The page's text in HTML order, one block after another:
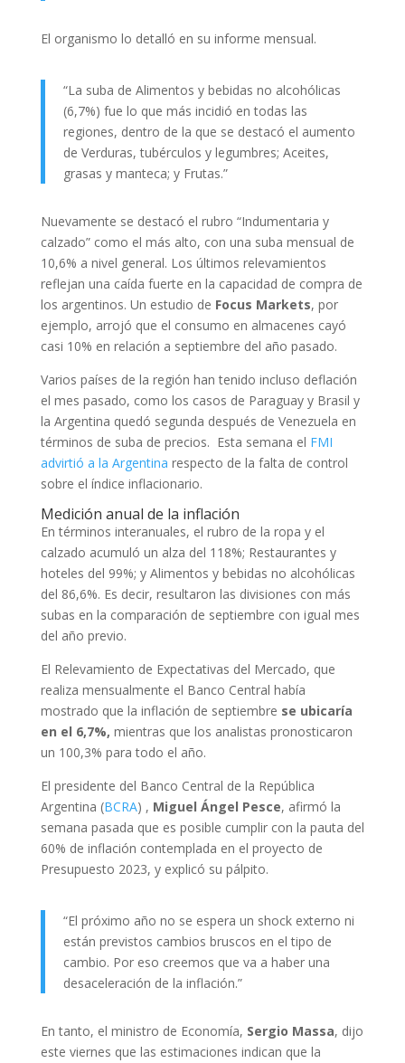
El organismo lo detalló en su informe mensual.
“La suba de Alimentos y bebidas no alcohólicas
(6,7%) fue lo que más incidió en todas las
regiones, dentro de la que se destacó el aumento
de Verduras, tubérculos y legumbres; Aceites,
grasas y manteca; y Frutas.”
Nuevamente se destacó el rubro “Indumentaria y
calzado” como el más alto, con una suba mensual de
10,6% a nivel general. Los últimos relevamientos
reflejan una caída fuerte en la capacidad de compra de
los argentinos. Un estudio de Focus Markets, por
ejemplo, arrojó que el consumo en almacenes cayó
casi 10% en relación a septiembre del año pasado.
Varios países de la región han tenido incluso deflación
el mes pasado, como los casos de Paraguay y Brasil y
la Argentina quedó segunda después de Venezuela en
términos de suba de precios. Esta semana el FMI
advirtió a la Argentina respecto de la falta de control
sobre el índice inflacionario.
Medición anual de la inflación
En términos interanuales, el rubro de la ropa y el
calzado acumuló un alza del 118%; Restaurantes y
hoteles del 99%; y Alimentos y bebidas no alcohólicas
del 86,6%. Es decir, resultaron las divisiones con más
subas en la comparación de septiembre con igual mes
del año previo.
El Relevamiento de Expectativas del Mercado, que
realiza mensualmente el Banco Central había
mostrado que la inflación de septiembre se ubicaría
en el 6,7%, mientras que los analistas pronosticaron
un 100,3% para todo el año.
El presidente del Banco Central de la República
Argentina (BCRA) , Miguel Ángel Pesce, afirmó la
semana pasada que es posible cumplir con la pauta del
60% de inflación contemplada en el proyecto de
Presupuesto 2023, y explicó su pálpito.
“El próximo año no se espera un shock externo ni
están previstos cambios bruscos en el tipo de
cambio. Por eso creemos que va a haber una
desaceleración de la inflación.”
En tanto, el ministro de Economía, Sergio Massa, dijo
este viernes que las estimaciones indican que la